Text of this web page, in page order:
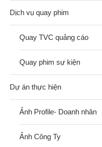
Dịch vụ quay phim
Quay TVC quảng cáo
Quay phim sự kiện
Dự án thực hiện
Ảnh Profile- Doanh nhân
Ảnh Công Ty